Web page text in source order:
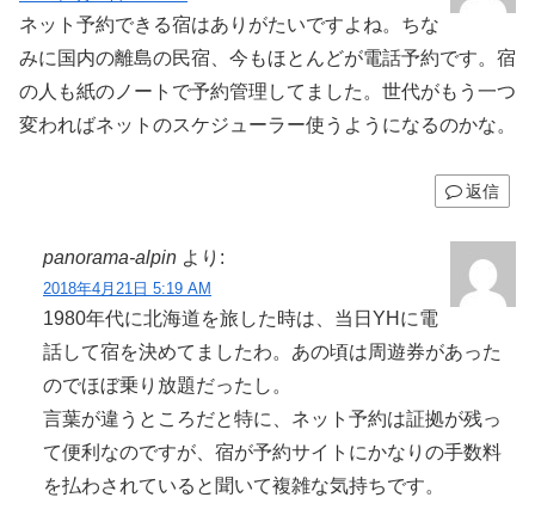
ネット予約できる宿はありがたいですよね。ちな
みに国内の離島の民宿、今もほとんどが電話予約です。宿
の人も紙のノートで予約管理してました。世代がもう一つ
変わればネットのスケジューラー使うようになるのかな。
返信
panorama-alpin より:
2018年4月21日 5:19 AM
1980年代に北海道を旅した時は、当日YHに電
話して宿を決めてましたわ。あの頃は周遊券があった
のでほぼ乗り放題だったし。
言葉が違うところだと特に、ネット予約は証拠が残っ
て便利なのですが、宿が予約サイトにかなりの手数料
を払わされていると聞いて複雑な気持ちです。